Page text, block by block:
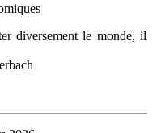
diversement le monde, il